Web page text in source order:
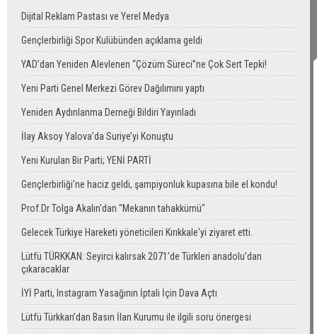
Dijital Reklam Pastası ve Yerel Medya
Gençlerbirliği Spor Kulübünden açıklama geldi
YAD’dan Yeniden Alevlenen “Çözüm Süreci”ne Çok Sert Tepki!
Yeni Parti Genel Merkezi Görev Dağılımını yaptı
Yeniden Aydınlanma Derneği Bildiri Yayınladı
İlay Aksoy Yalova’da Suriye’yi Konuştu
Yeni Kurulan Bir Parti; YENİ PARTİ
Gençlerbirliği'ne haciz geldi, şampiyonluk kupasına bile el kondu!
Prof.Dr Tolga Akalın'dan "Mekanın tahakkümü"
Gelecek Türkiye Hareketi yöneticileri Kırıkkale'yi ziyaret etti.
Lütfü TÜRKKAN: Seyirci kalırsak 2071’de Türkleri anadolu’dan
çıkaracaklar
İYİ Parti, Instagram Yasağının İptali İçin Dava Açtı
Lütfü Türkkan’dan Basın İlan Kurumu ile ilgili soru önergesi